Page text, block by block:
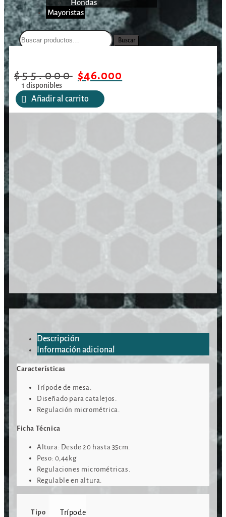
Hondas
Mayoristas
Buscar
$55.000 $46.000
1 disponibles
Añadir al carrito
Descripción
Información adicional
Características
Trípode de mesa.
Diseñado para catalejos.
Regulación micrométrica.
Ficha Técnica
Altura: Desde 20 hasta 35cm.
Peso: 0,44kg
Regulaciones micrométricas.
Regulable en altura.
Tipo Trípode